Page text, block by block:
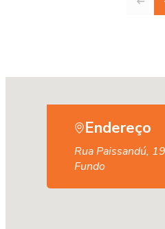
Endereço
Rua Paissandú,
Fundo